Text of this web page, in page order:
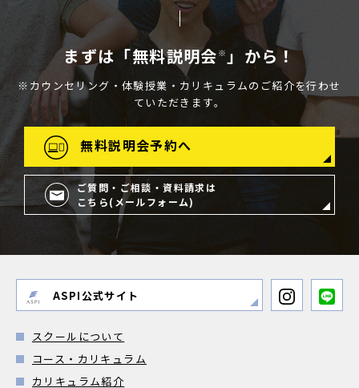
まずは「無料説明会 ※ 」から！
※カウンセリング・体験授業・カリキュラムのご紹介を行わせ
ていただきます。
無料説明会予約へ
ご質問・ご相談・資料請求は
こちら(メールフォーム)
ASPI公式サイト
スクールについて
コース・カリキュラム
カリキュラム紹介